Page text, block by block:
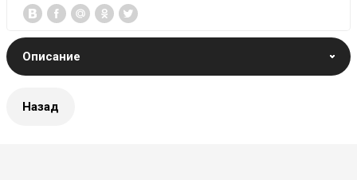
Описание
Назад